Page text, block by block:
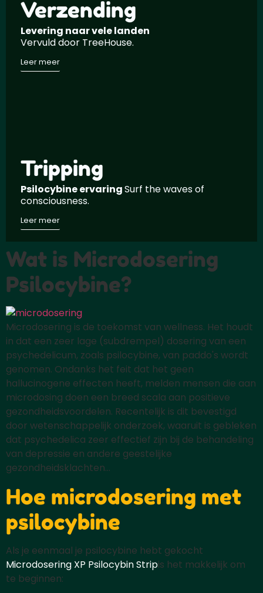
Verzending
Levering naar vele landen
Vervuld door TreeHouse.
Leer meer
Tripping
Psilocybine ervaringSurf the waves of
consciousness.
Leer meer
Wat is Microdosering
Psilocybine?
Microdosering is de toekomst van wellness. Het houdt
in dat een zeer lage (subdrempel) dosering van een
psychedelicum, zoals psilocybine, van paddo's wordt
genomen. Ondanks het feit dat het geen
hallucinogene effecten heeft, melden mensen die aan
microdosing doen een breed scala aan positieve
gezondheidsvoordelen. Recentelijk is dit bevestigd
door wetenschappelijk onderzoek, waaruit is gebleken
dat psychedelica zeer effectief zijn bij de behandeling
van depressie en andere geestelijke
gezondheidsklachten...
Hoe microdosering met
psilocybine
Als je eenmaal je psilocybine hebt gekocht
Microdosering XP Psilocybin Stripis het makkelijk om
te beginnen: